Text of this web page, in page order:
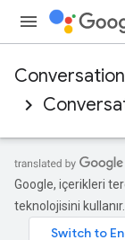
Google, içerikleri
teknolojisini